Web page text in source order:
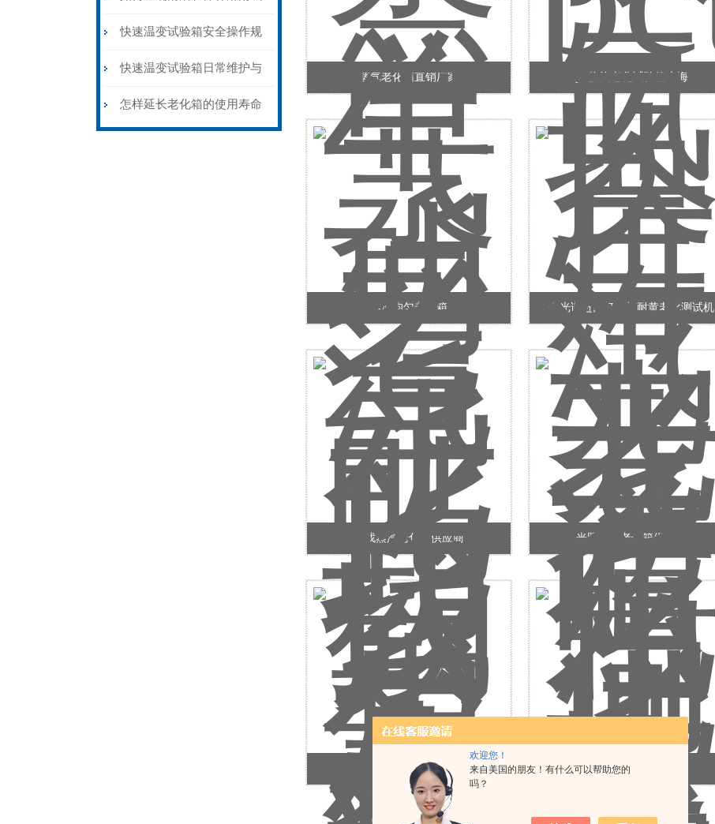
欢迎您！
来自美国的朋友！有什么可以帮助您的
吗？
验箱喷嘴？
快速温变试验箱安全操作规
范与注意事项详解
快速温变试验箱日常维护与
保养关键步骤
怎样延长老化箱的使用寿命
蒸气老化箱直销厂家 pct换汽老化试验箱上海
蒸汽均匀老化箱 全光谱进口灯氙灯耐黄老化测试机
寻找蒸汽老化箱供应商 光照氙灯老化箱供货商
塑料换汽老化箱直营 简单型换气老化测试机